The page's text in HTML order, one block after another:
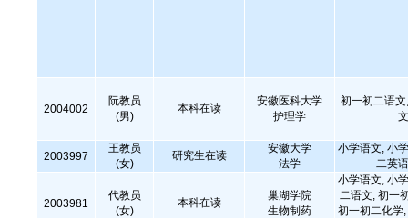
2004002
阮教员
(男)
本科在读
安徽医科大学
护理学
初一初二语
2003997
王教员
(女)
研究生在读
安徽大学
法学
小学语文, 小
二英
2003981
代教员
(女)
本科在读
巢湖学院
生物制药
小学语文, 小
二语文, 初一
初一初二化学